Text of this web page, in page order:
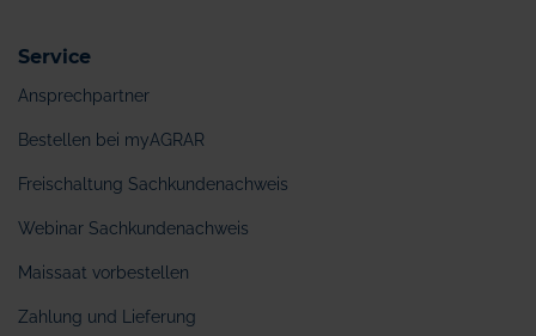
Service
Ansprechpartner
Bestellen bei myAGRAR
Freischaltung Sachkundenachweis
Webinar Sachkundenachweis
Maissaat vorbestellen
Zahlung und Lieferung